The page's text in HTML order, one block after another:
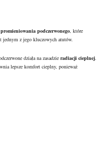
promieniowania podczerwonego, które
jednym z jego kluczowych atutów.
działa na zasadzie radiacji cieplnej.
lepsze komfort cieplny, ponieważ